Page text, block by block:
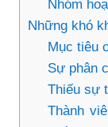
Nhóm
Những khó
Mục tiêu
Sự phân
Thiếu sự
Thành